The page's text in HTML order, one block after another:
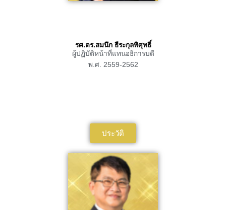
รศ.ดร.สมนึก ธีระกุลพิศุทธิ์
ผู้ปฏิบัติหน้าที่แทนอธิการบดี
พ.ศ. 2559-2562
ประวัติ